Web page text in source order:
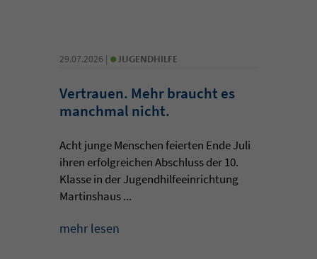
29.07.2026 | • JUGENDHILFE
Vertrauen. Mehr braucht es
manchmal nicht.
Acht junge Menschen feierten Ende Juli
ihren erfolgreichen Abschluss der 10.
Klasse in der Jugendhilfeeinrichtung
Martinshaus ...
mehr lesen